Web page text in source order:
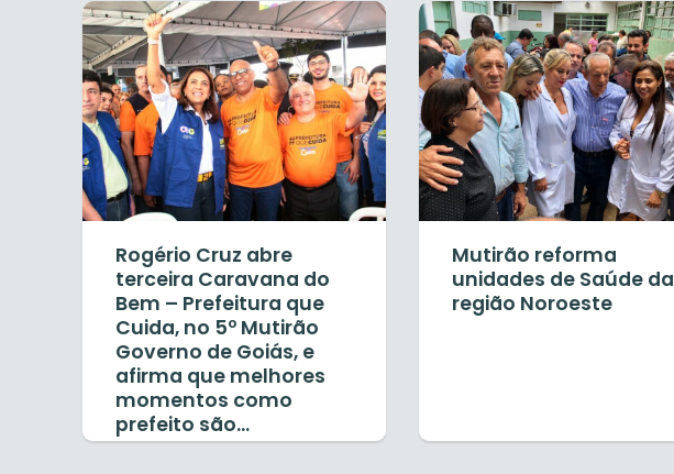
Rogério Cruz abre
terceira Caravana do
Bem – Prefeitura que
Cuida, no 5º Mutirão
Governo de Goiás, e
afirma que melhores
momentos como
prefeito são...
Mutirão reforma
unidades de Saúde da
região Noroeste